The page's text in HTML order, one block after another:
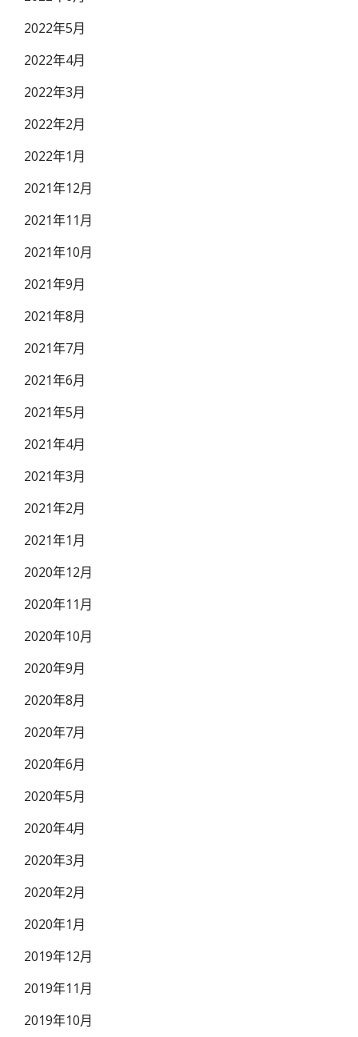
2022年5月
2022年4月
2022年3月
2022年2月
2022年1月
2021年12月
2021年11月
2021年10月
2021年9月
2021年8月
2021年7月
2021年6月
2021年5月
2021年4月
2021年3月
2021年2月
2021年1月
2020年12月
2020年11月
2020年10月
2020年9月
2020年8月
2020年7月
2020年6月
2020年5月
2020年4月
2020年3月
2020年2月
2020年1月
2019年12月
2019年11月
2019年10月